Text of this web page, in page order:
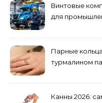
Винтовые
для
Парные
турмалином
Канны 2026: